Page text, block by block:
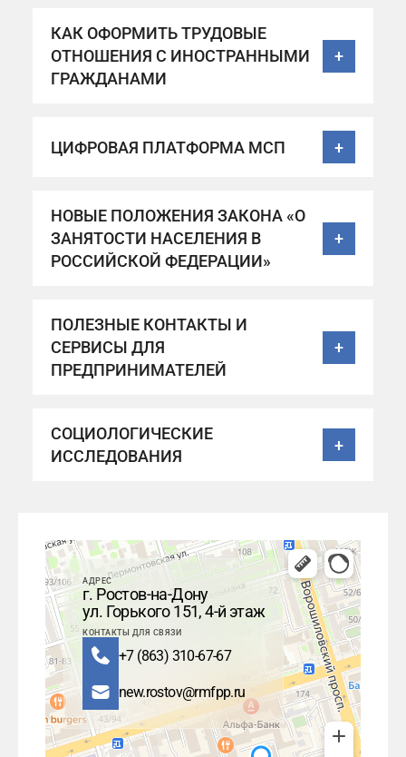
КАК ОФОРМИТЬ ТРУДОВЫЕ
ОТНОШЕНИЯ С ИНОСТРАННЫМИ
ГРАЖДАНАМИ
+
ЦИФРОВАЯ ПЛАТФОРМА МСП +
НОВЫЕ ПОЛОЖЕНИЯ ЗАКОНА «О
ЗАНЯТОСТИ НАСЕЛЕНИЯ В
РОССИЙСКОЙ ФЕДЕРАЦИИ»
+
ПОЛЕЗНЫЕ КОНТАКТЫ И
СЕРВИСЫ ДЛЯ
ПРЕДПРИНИМАТЕЛЕЙ
+
СОЦИОЛОГИЧЕСКИЕ
ИССЛЕДОВАНИЯ
+
АДРЕС
г. Ростов-на-Дону
ул. Горького 151, 4-й этаж
КОНТАКТЫ ДЛЯ СВЯЗИ
+7 (863) 310-67-67
new.rostov@rmfpp.ru